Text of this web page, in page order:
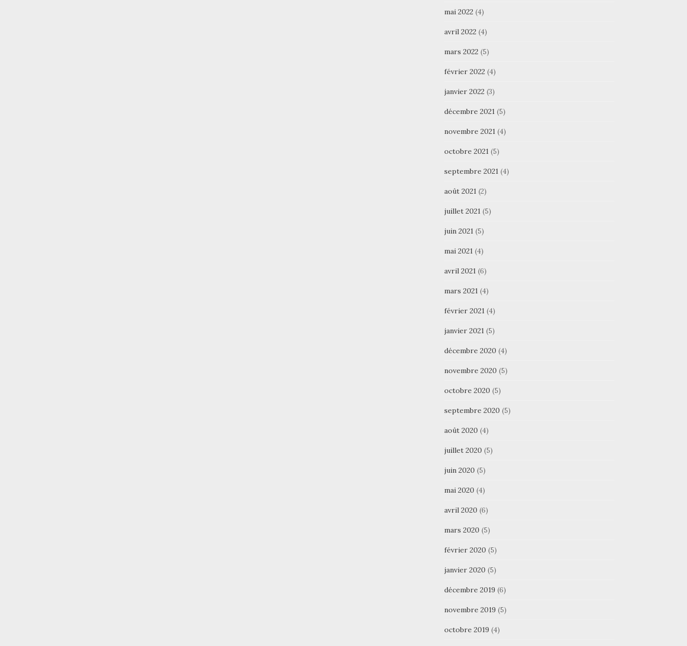
mai 2022 (4)
avril 2022 (4)
mars 2022 (5)
février 2022 (4)
janvier 2022 (3)
décembre 2021(5)
novembre 2021(4)
octobre 2021(5)
septembre 2021(4)
août 2021(2)
juillet 2021(5)
juin 2021(5)
mai 2021(4)
avril 2021(6)
mars 2021(4)
février 2021(4)
janvier 2021(5)
décembre 2020 (4)
novembre 2020 (5)
octobre 2020 (5)
septembre 2020 (5)
août 2020 (4)
juillet 2020 (5)
juin 2020 (5)
mai 2020 (4)
avril 2020 (6)
mars 2020 (5)
février 2020 (5)
janvier 2020 (5)
décembre 2019 (6)
novembre 2019 (5)
octobre 2019 (4)